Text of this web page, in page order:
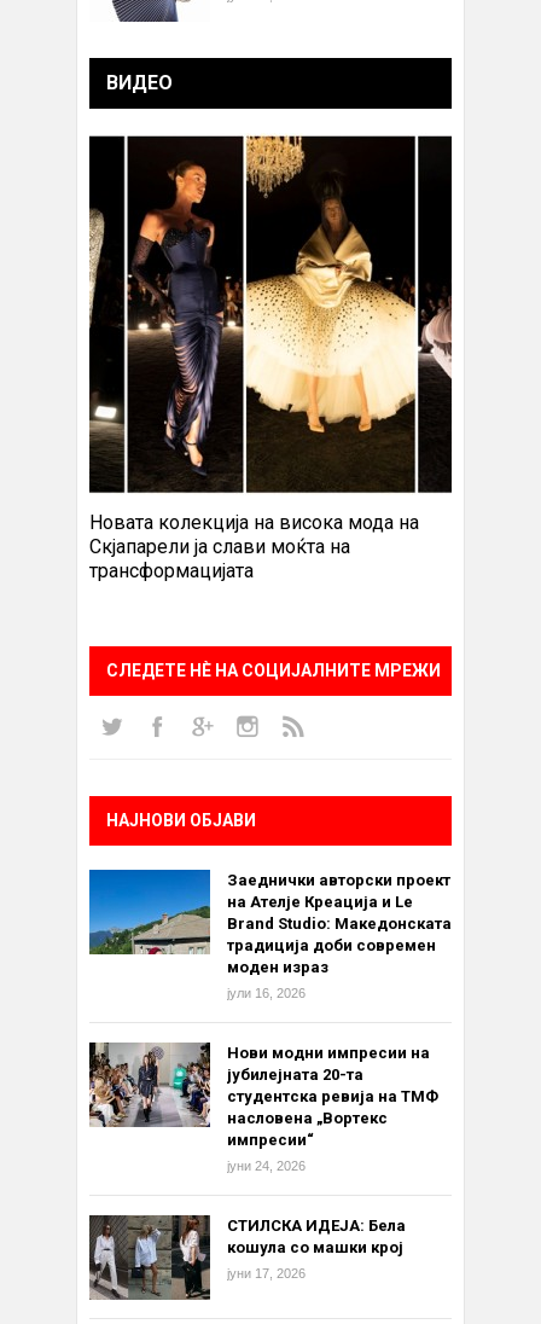
ВИДЕО
Новата колекција на висока мода на
Скјапарели ја слави моќта на
трансформацијата
СЛЕДЕТЕ НÈ НА СОЦИЈАЛНИТЕ МРЕЖИ
НАЈНОВИ ОБЈАВИ
Заеднички авторски проект
на Ателје Креација и Le
Brand Studio: Македонската
традиција доби современ
моден израз
јули 16, 2026
Нови модни импресии на
јубилејната 20-та
студентска ревија на ТМФ
насловена „Вортекс
импресии“
јуни 24, 2026
СТИЛСКА ИДЕЈА: Бела
кошула со машки крој
јуни 17, 2026